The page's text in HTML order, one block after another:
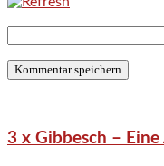
3 x Gibbesch – Eine